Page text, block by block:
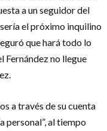
a un seguidor del
el próximo inquilino
que hará todo lo
Fernández no llegue
a través de su cuenta
personal”, al tiempo